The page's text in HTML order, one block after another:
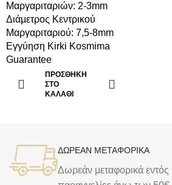
Μαργαριταριών: 2-3mm
Διάμετρος Κεντρικού
Μαργαριταριού: 7,5-8mm
Εγγύηση Kirki Kosmima
Guarantee
ΠΡΟΣΘΉΚΗ
ΣΤΟ
ΚΑΛΆΘΙ
ΔΩΡΕΑΝ ΜΕΤΑΦΟΡΙΚΑ
Δωρεάν μεταφορικά εντός